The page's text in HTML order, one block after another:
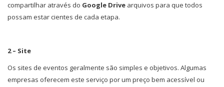
compartilhar através do Google Drive arquivos para que todos
possam estar cientes de cada etapa.
2 – Site
Os sites de eventos geralmente são simples e objetivos. Algumas
empresas oferecem este serviço por um preço bem acessível ou